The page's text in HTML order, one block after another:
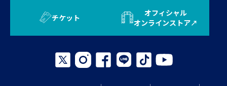
チケット
オフィシャル
オンラインストア